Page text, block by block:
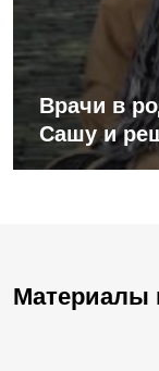
Врачи в
Сашу и
Материалы